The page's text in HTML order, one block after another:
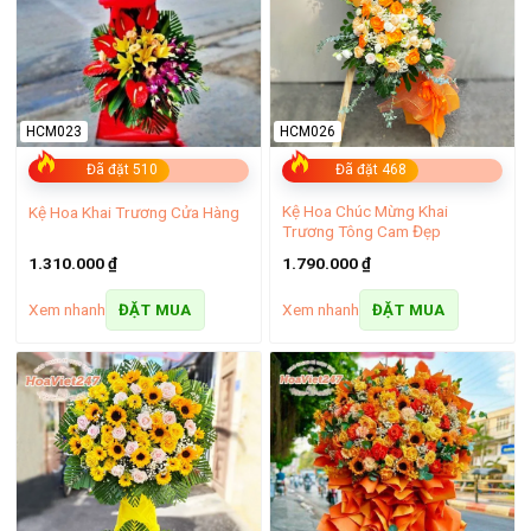
Tiệm hoa tươi Phú Xuyên – Điện hoa chuyên nghiệp, hoa đẹp
đa dạng
Shop hoa Phú Xuyên là cầu nối giúp bạn kết nối với những
Đã đặt 510
HCM023
Kệ Hoa Khai Trương Cửa Hàng
1.310.000₫
Xem nhanh ĐẶT MUA
Đã đặt 468
HCM026
Kệ Hoa Chúc Mừng Khai
Trương Tông Cam Đẹp
1.790.000₫
Xem nhanh ĐẶT MUA